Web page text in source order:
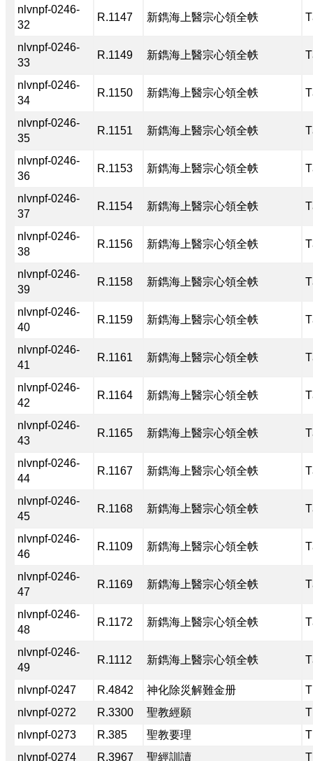
nlvnpf-0246-
32
R.1147 新鐫海上醫宗心領全帙
nlvnpf-0246-
33
R.1149 新鐫海上醫宗心領全帙
nlvnpf-0246-
34
R.1150 新鐫海上醫宗心領全帙
nlvnpf-0246-
35
R.1151 新鐫海上醫宗心領全帙
nlvnpf-0246-
36
R.1153 新鐫海上醫宗心領全帙
nlvnpf-0246-
37
R.1154 新鐫海上醫宗心領全帙
nlvnpf-0246-
38
R.1156 新鐫海上醫宗心領全帙
nlvnpf-0246-
39
R.1158 新鐫海上醫宗心領全帙
nlvnpf-0246-
40
R.1159 新鐫海上醫宗心領全帙
nlvnpf-0246-
41
R.1161 新鐫海上醫宗心領全帙
nlvnpf-0246-
42
R.1164 新鐫海上醫宗心領全帙
nlvnpf-0246-
43
R.1165 新鐫海上醫宗心領全帙
nlvnpf-0246-
44
R.1167 新鐫海上醫宗心領全帙
nlvnpf-0246-
45
R.1168 新鐫海上醫宗心領全帙
nlvnpf-0246-
46
R.1109 新鐫海上醫宗心領全帙
nlvnpf-0246-
47
R.1169 新鐫海上醫宗心領全帙
nlvnpf-0246-
48
R.1172 新鐫海上醫宗心領全帙
nlvnpf-0246-
49
R.1112 新鐫海上醫宗心領全帙
nlvnpf-0247 R.4842 神化除災解難金册
nlvnpf-0272
R.3300 聖教經願
nlvnpf-0273
R.385 聖教要理
nlvnpf-0274
R.3967 聖經訓讀